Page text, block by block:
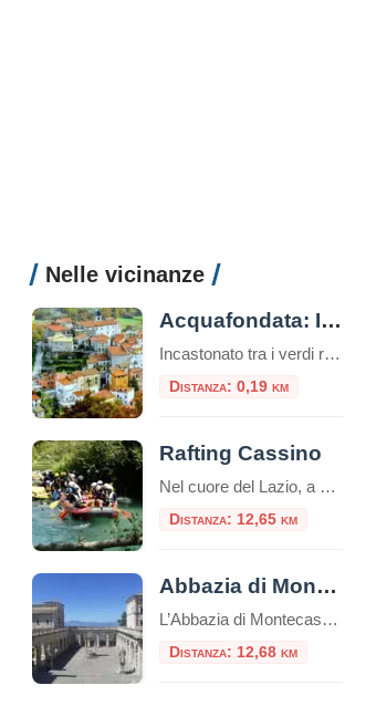
Nelle vicinanze
Acquafondata: Il Borgo della Zampogna Tra Natura Incontaminata e Storia in Ciociaria
Incastonato tra i verdi rilievi dell’Appennino laziale, a quasi mille metri di altitudine, sorge Acquafondata, un piccolo ma sorprendente comune situato nel cuore della Ciociaria, in provincia di Frosinone. Abbracciato dai maestosi Monti della Meta e, più precisamente, dalle vette dell’Aquilone e della Monna (sul versante meridionale delle Mainarde), questo pittoresco borgo è la meta […]
Distanza: 0,19 km
Rafting Cassino
Nel cuore del Lazio, a Cassino, Adventureland offre un’esperienza di rafting unica lungo il fiume Gari. Questo parco avventura, tra i più moderni del Centro Italia, propone attività all’aria aperta per tutte le età, combinando sport, natura e divertimento. Il Fiume Gari: Natura e Avventura Il fiume Gari, con le sue acque cristalline e un […]
Distanza: 12,65 km
Abbazia di Montecassino
L’Abbazia di Montecassino, situata a Cassino (FR), è una delle abbazie più antiche e importanti del mondo. La sua storia è ricca e affonda le radici nell’antichità. Nel corso dei secoli, Montecassino fu distrutta e ricostruita più volte. Fu distrutta dai Longobardi nel 577, dai Saraceni nel 883 e dai Normanni nel 1349. La distruzione […]
Distanza: 12,68 km